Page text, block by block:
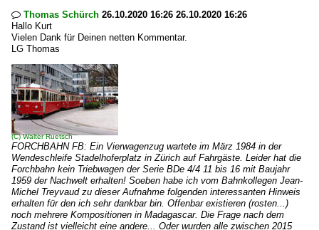
 Thomas Schürch 26.10.2020 16:26 26.10.2020 16:26
Hallo Kurt
Vielen Dank für Deinen netten Kommentar.
LG Thomas
(C)Walter Ruetsch
FORCHBAHN FB: Ein Vierwagenzug wartete im März 1984 in der
Wendeschleife Stadelhoferplatz in Zürich auf Fahrgäste. Leider hat die
Forchbahn kein Triebwagen der Serie BDe 4/4 11 bis 16 mit Baujahr
1959 der Nachwelt erhalten! Soeben habe ich vom Bahnkollegen Jean-
Michel Treyvaud zu dieser Aufnahme folgenden interessanten Hinweis
erhalten für den ich sehr dankbar bin. Offenbar existieren (rosten...)
noch mehrere Kompositionen in Madagascar. Die Frage nach dem
Zustand ist vielleicht eine andere... Oder wurden alle zwischen 2015